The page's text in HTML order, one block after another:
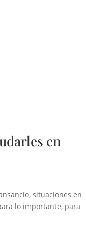
en
situaciones en
lo importante, para